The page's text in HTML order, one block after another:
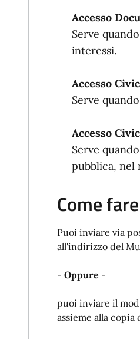
Accesso
Serve
interessi.
Accesso
Serve
Accesso
Serve
pubblica, nel
Come fare
Puoi inviare via
all'indirizzo del
- Oppure -
puoi inviare il
assieme alla